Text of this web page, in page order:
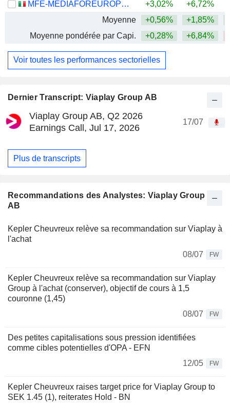
Dernier Transcript: Viaplay Group AB
Viaplay Group AB, Q2 2026
Earnings Call, Jul 17, 2026
17/07
Plus de transcripts
Recommandations des Analystes: Viaplay Group
AB
Kepler Cheuvreux relève sa recommandation sur Viaplay à
l'achat
08/07
FW
Kepler Cheuvreux relève sa recommandation sur Viaplay
Group à l'achat (conserver), objectif de cours à 1,5
couronne (1,45)
08/07
FW
Des petites capitalisations sous pression identifiées
comme cibles potentielles d'OPA - EFN
12/05
FW
Kepler Cheuvreux raises target price for Viaplay Group to
SEK 1.45 (1), reiterates Hold - BN
MFE-MEDIAFOREUROPE N.V.
+3,02% +6,72%
Moyenne
+0,56% +1,85%
Moyenne pondérée par Capi.
+0,28% +6,84%
Voir toutes les performances sectorielles